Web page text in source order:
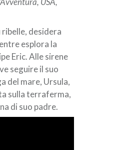
ribelle, desidera
esplora la
Eric. Alle sirene
seguire il suo
del mare, Ursula,
sulla terraferma,
di suo padre.